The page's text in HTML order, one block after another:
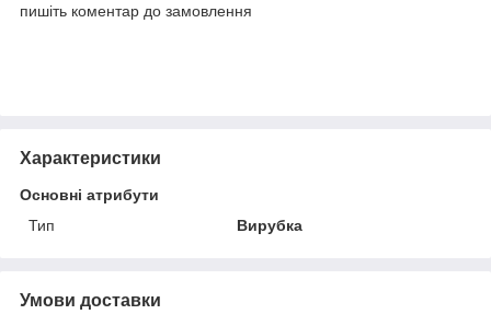
пишіть коментар до замовлення
Характеристики
Основні атрибути
Тип
Вирубка
Умови доставки